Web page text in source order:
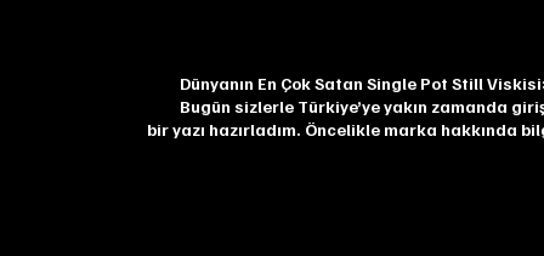
Dünyanın En Çok Satan Single Pot Still
Bugün sizlerle Türkiye’ye yakın zamanda giriş
bir yazı hazırladım. Öncelikle marka hakkında